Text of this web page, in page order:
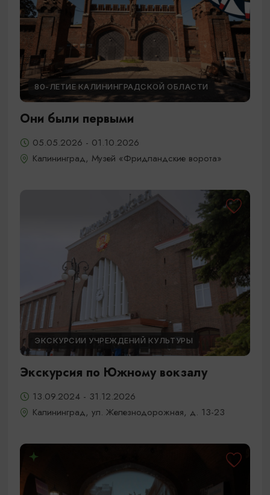
80-ЛЕТИЕ КАЛИНИНГРАДСКОЙ ОБЛАСТИ
Они были первыми
05.05.2026 - 01.10.2026
Калининград, Музей «Фридландские ворота»
ЭКСКУРСИИ УЧРЕЖДЕНИЙ КУЛЬТУРЫ
Экскурсия по Южному вокзалу
13.09.2024 - 31.12.2026
Калининград, ул. Железнодорожная, д. 13-23